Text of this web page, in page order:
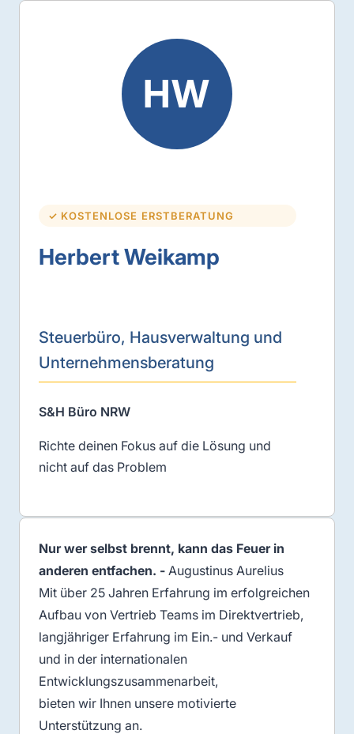
✓ KOSTENLOSE ERSTBERATUNG
Herbert Weikamp
Steuerbüro, Hausverwaltung und
Unternehmensberatung
S&H Büro NRW
Richte deinen Fokus auf die Lösung und
nicht auf das Problem
HW
Nur wer selbst brennt, kann das Feuer in
anderen entfachen. - Augustinus Aurelius
Mit über 25 Jahren Erfahrung im erfolgreichen
Aufbau von Vertrieb Teams im Direktvertrieb,
langjähriger Erfahrung im Ein.- und Verkauf
und in der internationalen
Entwicklungszusammenarbeit,
bieten wir Ihnen unsere motivierte
Unterstützung an.